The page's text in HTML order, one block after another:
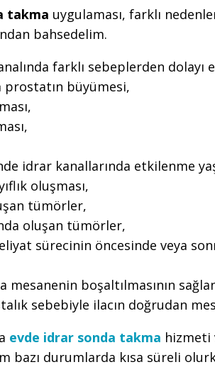
takma uygulaması, farklı
bahsedelim.
farklı sebeplerden dolayı
prostatın büyümesi,
idrar kanallarında etkilenme
oluşması,
tümörler,
oluşan tümörler,
sürecinin öncesinde veya
mesanenin boşaltılmasının
sebebiyle ilacın doğrudan
evde idrar sonda takma hizmeti
bazı durumlarda kısa süreli